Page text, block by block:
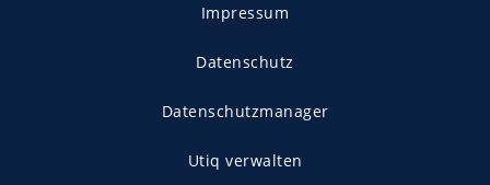
Impressum
Datenschutz
Datenschutzmanager
Utiq verwalten